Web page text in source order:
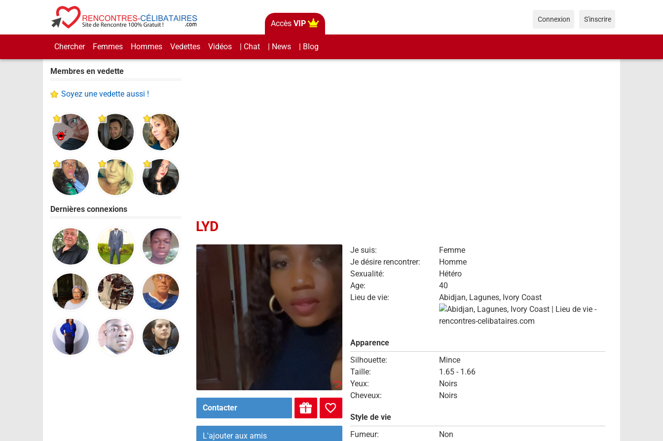
Accès VIP
Chercher Femmes Hommes Vedettes Vidéos | Chat | News | Blog
Connexion S'inscrire
Membres en vedette
Soyez une vedette aussi !
Dernières connexions
LYD
Contacter
L'ajouter aux amis
Je suis:
Femme
Je désire rencontrer:
Homme
Sexualité:
Hétéro
Age:
40
Lieu de vie:
Abidjan, Lagunes, Ivory Coast
Apparence
Silhouette:
Mince
Taille:
1.65 - 1.66
Yeux:
Noirs
Cheveux:
Noirs
Style de vie
Fumeur:
Non